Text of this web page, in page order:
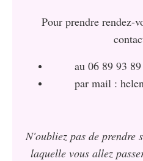
Pour prendre rendez-
au 06 89 93
par mail :
N'oubliez pas de prendre
laquelle vous allez